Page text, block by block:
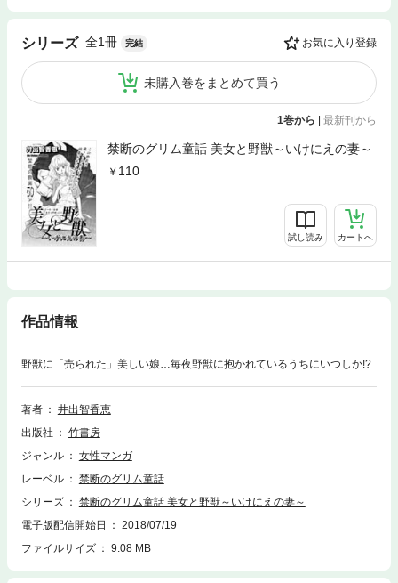
シリーズ 全1冊 完結 お気に入り登録
未購入巻をまとめて買う
1巻から 最新刊から
禁断のグリム童話 美女と野獣～いけにえの妻～
110
試し読み カートへ
作品情報
野獣に「売られた」美しい娘…毎夜野獣に抱かれているうちにいつしか!?
著者
井出智香恵
出版社
竹書房
ジャンル
女性マンガ
レーベル
禁断のグリム童話
シリーズ
禁断のグリム童話 美女と野獣～いけにえの妻～
電子版配信開始日
2018/07/19
ファイルサイズ
9.08 MB